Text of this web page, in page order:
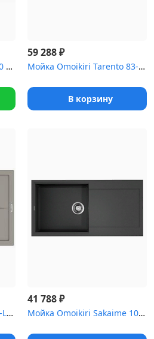
Мойка NORTEL NUEVA 480 WH
59 288₽
Мойка Omoikiri Tarento 83-U/I-BL Tetogranit/черный
В корзину
Мойка Omoikiri Sumi 78A-LB-GR Artceramic/leningrad grey
41 788₽
Мойка Omoikiri Sakaime 100-PL Tetogranit/платина